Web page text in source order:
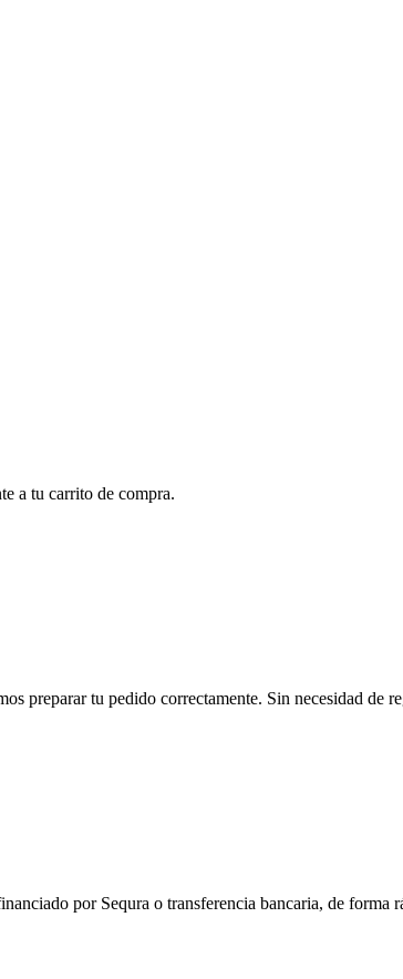
a tu carrito de compra.
preparar tu pedido correctamente. Sin necesidad de
por Sequra o transferencia bancaria, de forma